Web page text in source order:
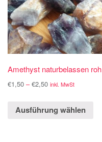
Amethyst naturbelassen roh
€1,50 –€2,50 inkl. MwSt
Ausführung wählen